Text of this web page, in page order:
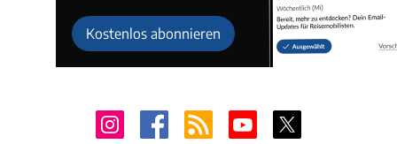
Kostenlos abonnieren